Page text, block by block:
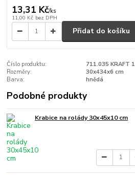
13,31 Kč/ks
11,00 Kč bez DPH
Přidat do košíku
Číslo produktu:
711.035 KRAFT 1
Rozměry:
30x434x6 cm
Barva:
hnědá
Podobné produkty
Krabice na rolády 30x45x10 cm